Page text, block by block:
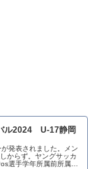
ル2024 U-17静岡
発表されました。メン
からず。ヤングサッカ
選手学年所属前所属備